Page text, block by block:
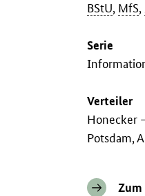
BStU, MfS,
Serie
Verteiler
Honecker
Potsdam,
Zum